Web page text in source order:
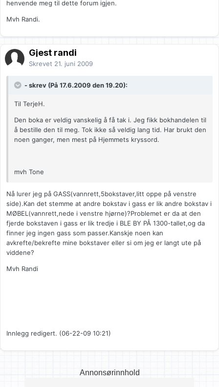
henvende meg til dette forum igjen.
Mvh Randi.
Gjest randi
Skrevet 21. juni 2009
- skrev (På 17.6.2009 den 19.20):
Til TerjeH.
Den boka er veldig vanskelig å få tak i. Jeg fikk bokhandelen til
å bestille den til meg. Tok ikke så veldig lang tid. Har brukt den
noen ganger, men mest på Hjemmets kryssord.
mvh Tone
Nå lurer jeg på GASS(vannrett,5bokstaver,litt oppe på venstre
side).Kan det stemme at andre bokstav i gass er lik andre bokstav i
MØBEL(vannrett,nede i venstre hjørne)?Problemet er da at den
fjerde bokstaven i gass er lik tredje i BLE BY PÅ 1300-tallet,og da
finner jeg ingen gass som passer.Kanskje noen kan
avkrefte/bekrefte mine bokstaver eller si om jeg er langt ute på
viddene?
Mvh Randi
Innlegg redigert. (06-22-09 10:21)
Annonsørinnhold